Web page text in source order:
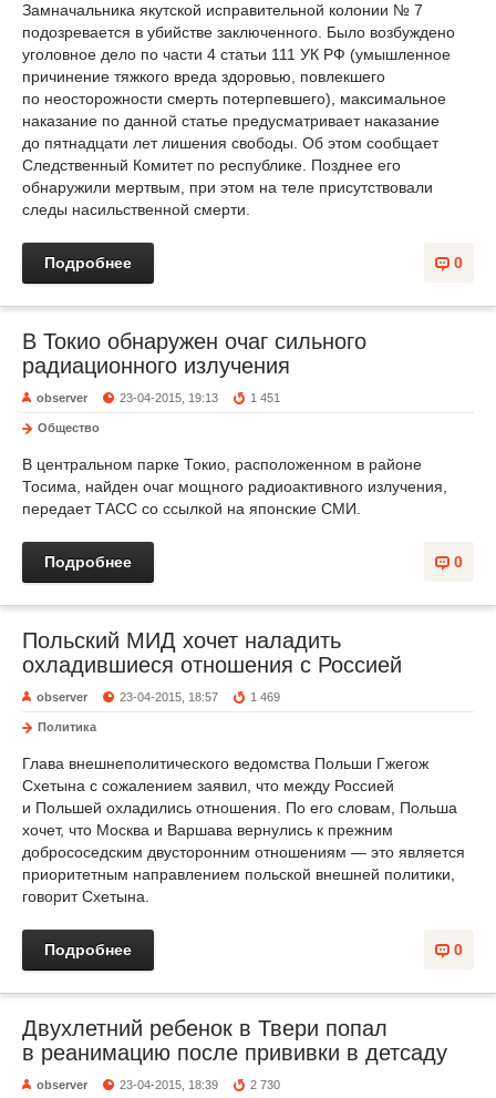
Замначальника якутской исправительной колонии № 7
подозревается в убийстве заключенного. Было возбуждено
уголовное дело по части 4 статьи 111 УК РФ (умышленное
причинение тяжкого вреда здоровью, повлекшего
по неосторожности смерть потерпевшего), максимальное
наказание по данной статье предусматривает наказание
до пятнадцати лет лишения свободы. Об этом сообщает
Следственный Комитет по республике. Позднее его
обнаружили мертвым, при этом на теле присутствовали
следы насильственной смерти.
0
Подробнее
В Токио обнаружен очаг сильного
радиационного излучения
observer 23-04-2015, 19:13 1 451
Общество
В центральном парке Токио, расположенном в районе
Тосима, найден очаг мощного радиоактивного излучения,
передает ТАСС со ссылкой на японские СМИ.
0
Подробнее
Польский МИД хочет наладить
охладившиеся отношения с Россией
observer 23-04-2015, 18:57 1 469
Политика
Глава внешнеполитического ведомства Польши Гжегож
Схетына с сожалением заявил, что между Россией
и Польшей охладились отношения. По его словам, Польша
хочет, что Москва и Варшава вернулись к прежним
добрососедским двусторонним отношениям — это является
приоритетным направлением польской внешней политики,
говорит Схетына.
0
Подробнее
Двухлетний ребенок в Твери попал
в реанимацию после прививки в детсаду
observer 23-04-2015, 18:39 2 730